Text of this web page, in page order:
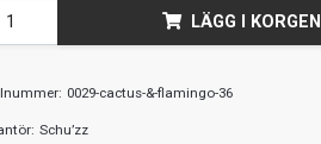
LÄGG I KORGEN
0029-cactus-&-flamingo-36
Schu’zz